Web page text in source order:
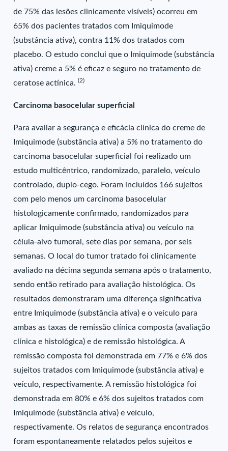
de 75% das lesões clinicamente visíveis) ocorreu em
65% dos pacientes tratados com Imiquimode
(substância ativa), contra 11% dos tratados com
placebo. O estudo conclui que o Imiquimode (substância
ativa) creme a 5% é eficaz e seguro no tratamento de
ceratose actínica.(2)
Carcinoma basocelular superficial
Para avaliar a segurança e eficácia clínica do creme de
Imiquimode (substância ativa) a 5% no tratamento do
carcinoma basocelular superficial foi realizado um
estudo multicêntrico, randomizado, paralelo, veículo
controlado, duplo-cego. Foram incluídos 166 sujeitos
com pelo menos um carcinoma basocelular
histologicamente confirmado, randomizados para
aplicar Imiquimode (substância ativa) ou veículo na
célula-alvo tumoral, sete dias por semana, por seis
semanas. O local do tumor tratado foi clinicamente
avaliado na décima segunda semana após o tratamento,
sendo então retirado para avaliação histológica. Os
resultados demonstraram uma diferença significativa
entre Imiquimode (substância ativa) e o veículo para
ambas as taxas de remissão clínica composta (avaliação
clínica e histológica) e de remissão histológica. A
remissão composta foi demonstrada em 77% e 6% dos
sujeitos tratados com Imiquimode (substância ativa) e
veículo, respectivamente. A remissão histológica foi
demonstrada em 80% e 6% dos sujeitos tratados com
Imiquimode (substância ativa) e veículo,
respectivamente. Os relatos de segurança encontrados
foram espontaneamente relatados pelos sujeitos e